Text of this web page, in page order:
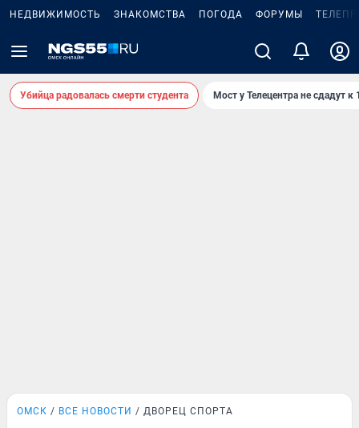
НЕДВИЖИМОСТЬ ЗНАКОМСТВА ПОГОДА ФОРУМЫ
Убийца радовалась смерти студента Мост у Телецентра не сдадут к
ОМСК ВСЕ НОВОСТИ ДВОРЕЦ СПОРТА